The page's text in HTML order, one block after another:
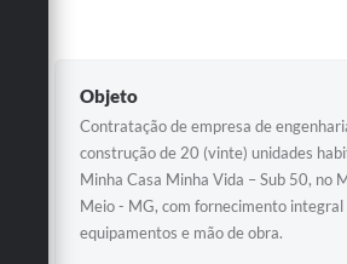
Objeto
Contratação de empresa de
construção de 20 (vinte) unidades
Minha Casa Minha Vida – Sub 50, no
Meio - MG, com fornecimento integral
equipamentos e mão de obra.